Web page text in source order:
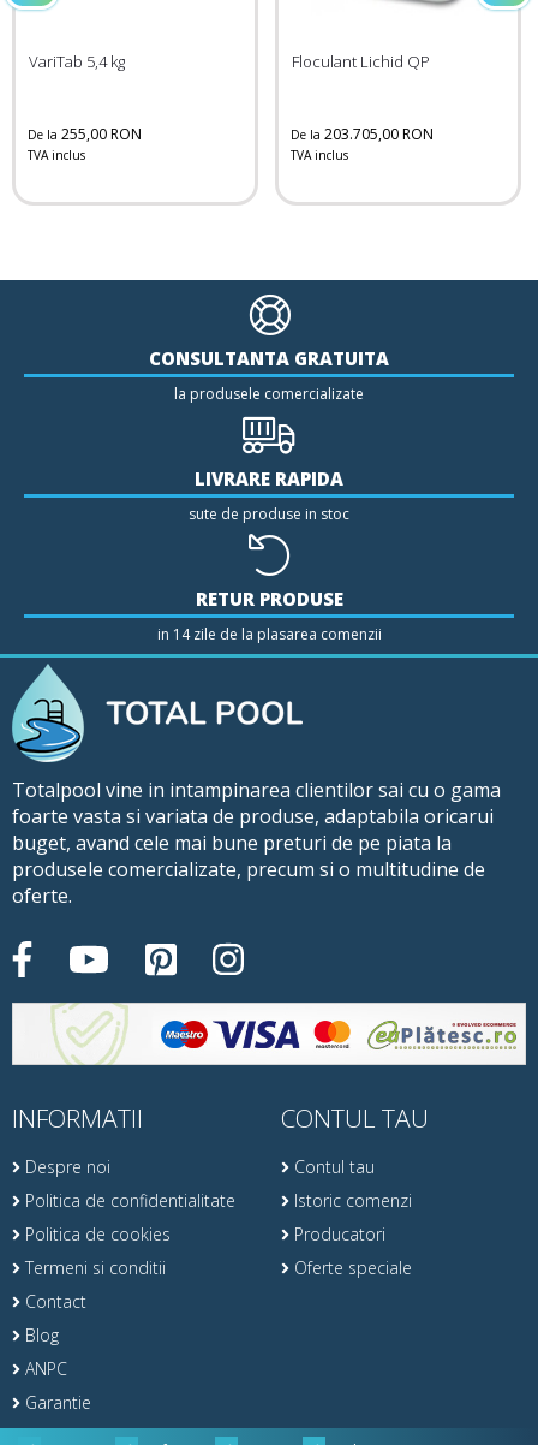
VariTab 5,4 kg
De la 255,00 RON
TVA inclus
Floculant Lichid QP
De la 203.705,00 RON
TVA inclus
CONSULTANTA GRATUITA
la produsele comercializate
LIVRARE RAPIDA
sute de produse in stoc
RETUR PRODUSE
in 14 zile de la plasarea comenzii
Totalpool vine in intampinarea clientilor sai cu o gama
foarte vasta si variata de produse, adaptabila oricarui
buget, avand cele mai bune preturi de pe piata la
produsele comercializate, precum si o multitudine de
oferte.
INFORMATII
Despre noi
Politica de confidentialitate
Politica de cookies
Termeni si conditii
Contact
Blog
ANPC
Garantie
CONTUL TAU
Contul tau
Istoric comenzi
Producatori
Oferte speciale